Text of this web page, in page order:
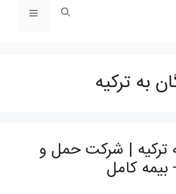
فهرست
به ترکیه
ترکیه | شرکت حمل و
بیمه کامل